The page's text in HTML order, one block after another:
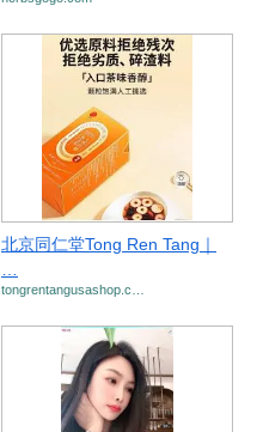
北京同仁堂Tong Ren Tang｜
tongrentangusashop.c…